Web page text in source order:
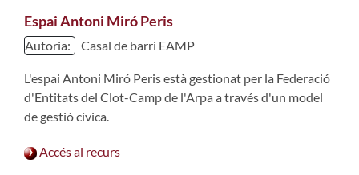
Espai Antoni Miró Peris
Autoria: Casal de barri EAMP
L'espai Antoni Miró Peris està gestionat per la Federació
d'Entitats del Clot-Camp de l'Arpa a través d'un model
de gestió cívica.
Accés al recurs